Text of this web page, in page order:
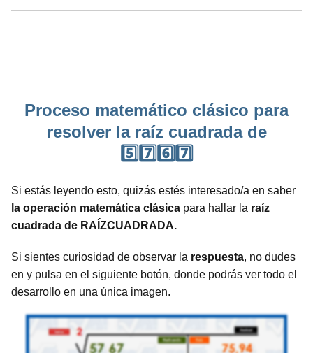
Proceso matemático clásico para
resolver la raíz cuadrada de
5️⃣7️⃣6️⃣7️⃣
Si estás leyendo esto, quizás estés interesado/a en saber
la operación matemática clásica para hallar la raíz
cuadrada de RAÍZCUADRADA.
Si sientes curiosidad de observar la respuesta, no dudes
en y pulsa en el siguiente botón, donde podrás ver todo el
desarrollo en una única imagen.